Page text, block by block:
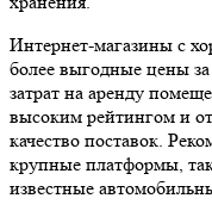
Интернет-магазины с
более выгодные цены
затрат на аренду
высоким рейтингом и
качество поставок.
крупные платформы,
известные